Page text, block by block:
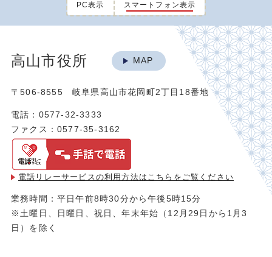
PC表示 スマートフォン表示
高山市役所 MAP
〒506-8555 岐阜県高山市花岡町2丁目18番地
電話：0577-32-3333
ファクス：0577-35-3162
電話リレーサービスの利用方法は こちらをご覧ください
業務時間：平日午前8時30分から午後5時15分
※土曜日、日曜日、祝日、年末年始（12月29日から1月3
日）を除く